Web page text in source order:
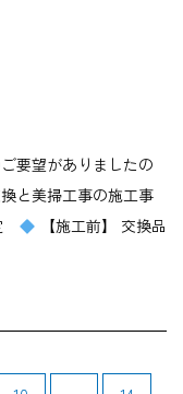
要望がありましたの
と美掃工事の施工事
【施工前】 交換品